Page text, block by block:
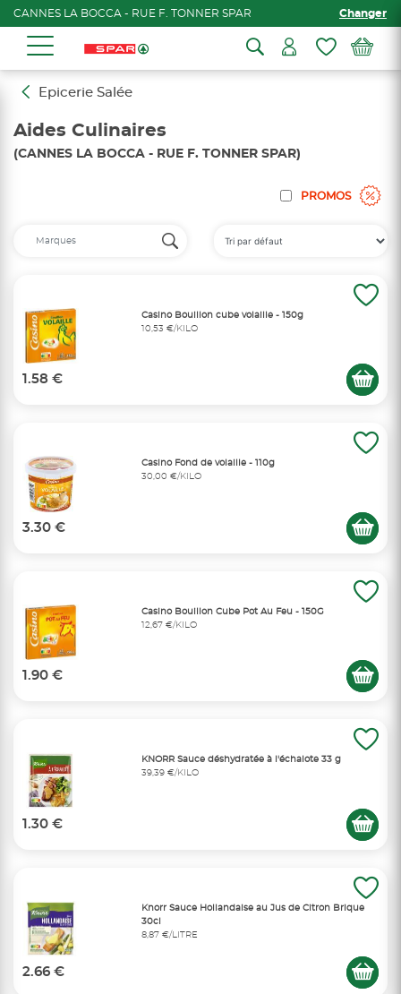
CANNES LA BOCCA - RUE F. TONNER SPAR Changer
Epicerie Salée
Aides Culinaires
(CANNES LA BOCCA - RUE F. TONNER SPAR)
PROMOS
Casino Bouillon cube volaille - 150g
10,53 €/KILO
1.58 €
Casino Fond de volaille - 110g
30,00 €/KILO
3.30 €
Casino Bouillon Cube Pot Au Feu - 150G
12,67 €/KILO
1.90 €
KNORR Sauce déshydratée à l'échalote 33 g
39,39 €/KILO
1.30 €
Knorr Sauce Hollandaise au Jus de Citron Brique
30cl
8,87 €/LITRE
2.66 €